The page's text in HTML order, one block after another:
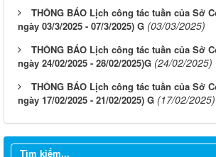
THÔNG BÁO Lịch công tác tuần của Sở
ngày 03/3/2025 - 07/3/2025) G (03/03/2025)
THÔNG BÁO Lịch công tác tuần của Sở
ngày 24/02/2025 - 28/02/2025)G (24/02/2025)
THÔNG BÁO Lịch công tác tuần của Sở
ngày 17/02/2025 - 21/02/2025) G (17/02/2025)